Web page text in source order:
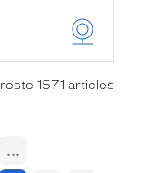
reste 1571 articles
...